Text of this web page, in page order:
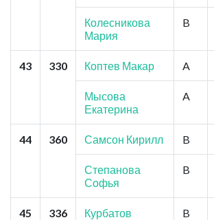
Колесникова
Мария
B
43 330 Коптев Макар A
Мысова
Екатерина
A
44 360 Самсон Кирилл B
Степанова
Софья
B
45 336
Курбатов
B